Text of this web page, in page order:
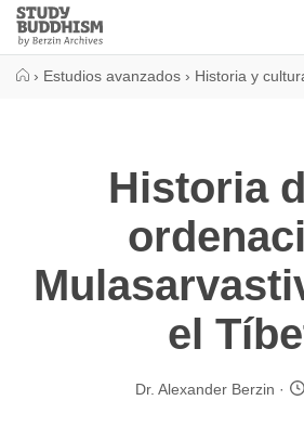
Close
Study
Buddhism
› Estudios avanzados › Historia y
Historia
el
Dr. Alexander Berzin